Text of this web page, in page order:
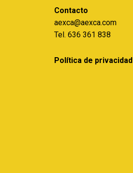
Contacto
aexca@aexca.com
Tel. 636 361 838
Política de privacidad